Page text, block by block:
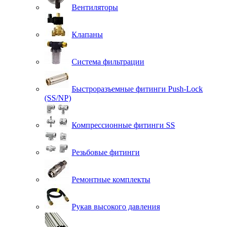
Вентиляторы
Клапаны
Система фильтрации
Быстроразъемные фитинги Push-Lock
(SS/NP)
Компрессионные фитинги SS
Резьбовые фитинги
Ремонтные комплекты
Рукав высокого давления